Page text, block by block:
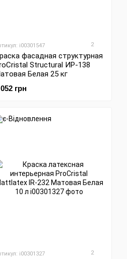
i00301547 2
фасадная структурная
Structural ИР-138
Белая 25 кг
грн
i00301327 2